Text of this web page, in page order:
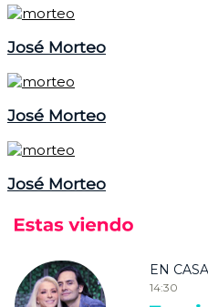
José Morteo
José Morteo
José Morteo